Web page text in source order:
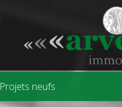
Projets neufs